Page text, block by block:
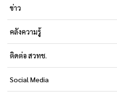
ข่าว
คลังความรู้
ติดต่อ สวทช.
Social Media